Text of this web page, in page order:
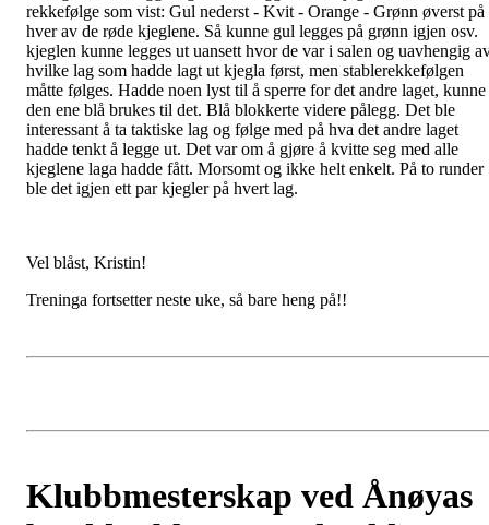
rekkefølge som vist: Gul nederst - Kvit - Orange - Grønn øverst på
hver av de røde kjeglene. Så kunne gul legges på grønn igjen osv.
kjeglen kunne legges ut uansett hvor de var i salen og uavhengig
hvilke lag som hadde lagt ut kjegla først, men stablerekkefølgen
måtte følges. Hadde noen lyst til å sperre for det andre laget, kunne
den ene blå brukes til det. Blå blokkerte videre pålegg. Det ble
interessant å ta taktiske lag og følge med på hva det andre laget
hadde tenkt å legge ut. Det var om å gjøre å kvitte seg med alle
kjeglene laga hadde fått. Morsomt og ikke helt enkelt. På to runder
ble det igjen ett par kjegler på hvert lag.
Vel blåst, Kristin!
Treninga fortsetter neste uke, så bare heng på!!
Klubbmesterskap ved Ånøyas